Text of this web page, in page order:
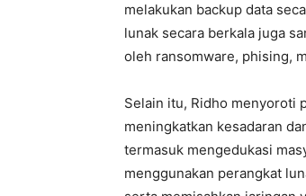
melakukan backup data
lunak secara berkala juga
oleh ransomware, phising,
Selain itu, Ridho menyoroti
meningkatkan kesadaran
termasuk mengedukasi
menggunakan perangkat